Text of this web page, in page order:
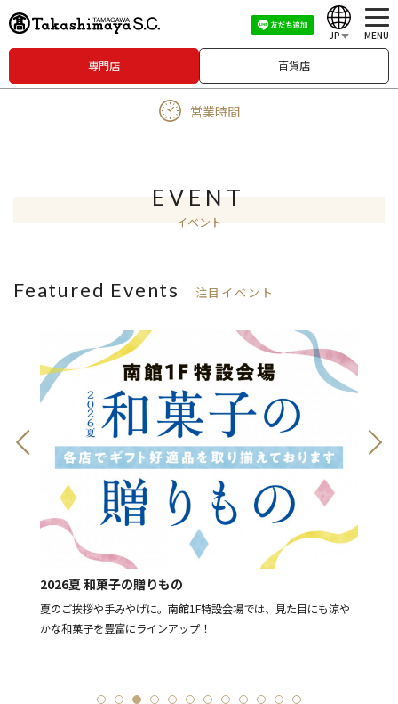
専門店 百貨店
JP
English
MENU
営業時間
EVENT
イベント
Featured Events 注目イベント
2026夏 和菓子の贈りもの
夏のご挨拶や手みやげに。南館1F特設会場では、見た目にも涼や
かな和菓子を豊富にラインアップ！